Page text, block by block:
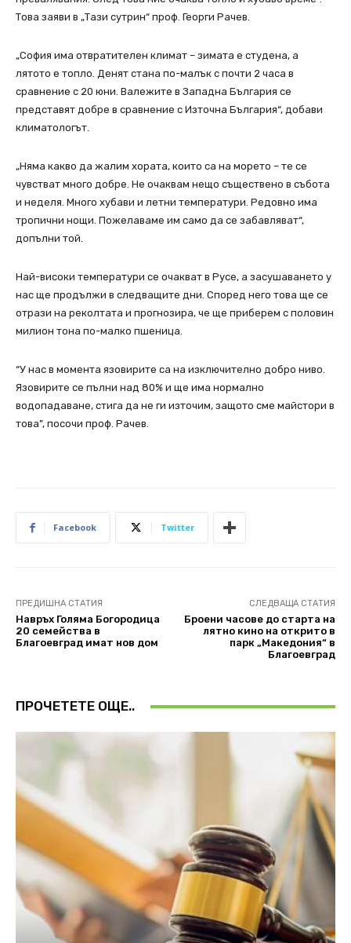
Това заяви в „Тази сутрин“ проф. Георги Рачев.
„София има отвратителен климат – зимата е студена, а
лятото е топло. Денят стана по-малък с почти 2 часа в
сравнение с 20 юни. Валежите в Западна България се
представят добре в сравнение с Източна България“, добави
климатологът.
„Няма какво да жалим хората, които са на морето – те се
чувстват много добре. Не очаквам нещо съществено в събота
и неделя. Много хубави и летни температури. Редовно има
тропични нощи. Пожелаваме им само да се забавляват“,
допълни той.
Най-високи температури се очакват в Русе, а засушаването у
нас ще продължи в следващите дни. Според него това ще се
отрази на реколтата и прогнозира, че ще приберем с половин
милион тона по-малко пшеница.
“У нас в момента язовирите са на изключително добро ниво.
Язовирите се пълни над 80% и ще има нормално
водопадаване, стига да не ги източим, защото сме майстори в
това”, посочи проф. Рачев.
Facebook Twitter
ПРЕДИШНА СТАТИЯ
Навръх Голяма Богородица
20 семейства в
Благоевград имат нов дом
СЛЕДВАЩА СТАТИЯ
Броени часове до старта на
лятно кино на открито в
парк „Македония“ в
Благоевград
ПРОЧЕТЕТЕ ОЩЕ..